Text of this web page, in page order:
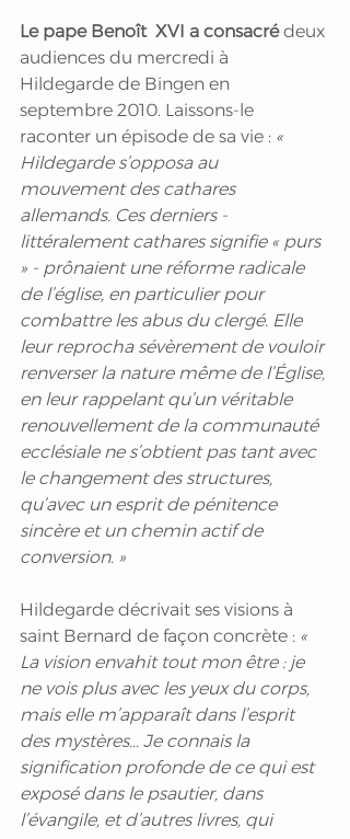
Le pape Benoît  XVI a consacré deux
audiences du mercredi à
Hildegarde de Bingen en
septembre 2010. Laissons-le
raconter un épisode de sa vie : «
Hildegarde s’opposa au
mouvement des cathares
allemands. Ces derniers -
littéralement cathares signifie « purs
» - prônaient une réforme radicale
de l’église, en particulier pour
combattre les abus du clergé. Elle
leur reprocha sévèrement de vouloir
renverser la nature même de l’Église,
en leur rappelant qu’un véritable
renouvellement de la communauté
ecclésiale ne s’obtient pas tant avec
le changement des structures,
qu’avec un esprit de pénitence
sincère et un chemin actif de
conversion. »
Hildegarde décrivait ses visions à
saint Bernard de façon concrète : «
La vision envahit tout mon être : je
ne vois plus avec les yeux du corps,
mais elle m’apparaît dans l’esprit
des mystères... Je connais la
signification profonde de ce qui est
exposé dans le psautier, dans
l’évangile, et d’autres livres, qui